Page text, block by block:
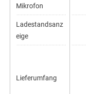
Mikrofon
Ladestandsanz
eige
Lieferumfang